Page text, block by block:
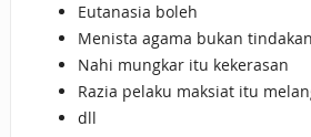
Eutanasia boleh
Menista agama bukan
Nahi mungkar itu kekerasan
Razia pelaku maksiat itu
dll